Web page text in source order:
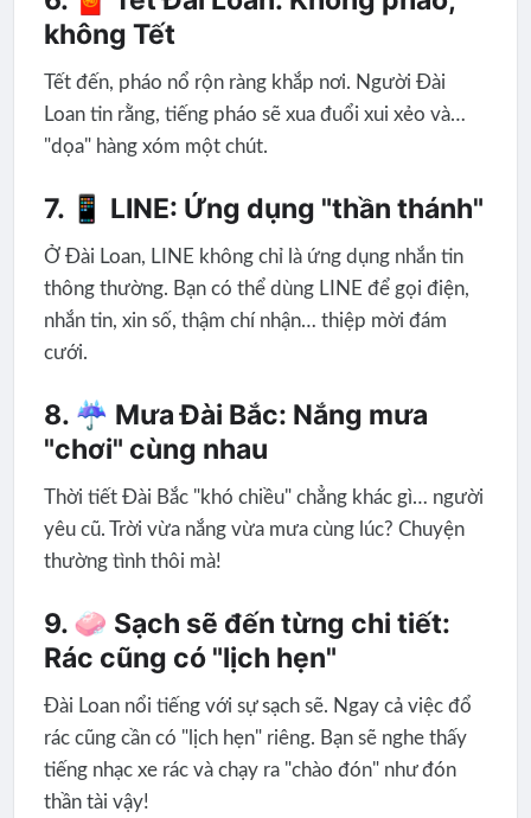
không Tết
Tết đến, pháo nổ rộn ràng khắp nơi. Người Đài
Loan tin rằng, tiếng pháo sẽ xua đuổi xui xẻo và…
"dọa" hàng xóm một chút.
7. 📱 LINE: Ứng dụng "thần thánh"
Ở Đài Loan, LINE không chỉ là ứng dụng nhắn tin
thông thường. Bạn có thể dùng LINE để gọi điện,
nhắn tin, xin số, thậm chí nhận… thiệp mời đám
cưới.
8. ☔ Mưa Đài Bắc: Nắng mưa
"chơi" cùng nhau
Thời tiết Đài Bắc "khó chiều" chẳng khác gì… người
yêu cũ. Trời vừa nắng vừa mưa cùng lúc? Chuyện
thường tình thôi mà!
9. 🧼 Sạch sẽ đến từng chi tiết:
Rác cũng có "lịch hẹn"
Đài Loan nổi tiếng với sự sạch sẽ. Ngay cả việc đổ
rác cũng cần có "lịch hẹn" riêng. Bạn sẽ nghe thấy
tiếng nhạc xe rác và chạy ra "chào đón" như đón
thần tài vậy!